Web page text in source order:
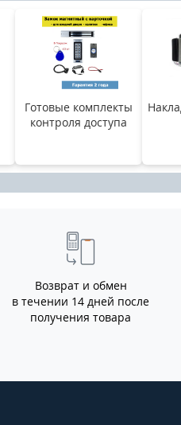
Готовые комплекты
контроля доступа
Возврат и обмен
в течении 14 дней после
получения товара